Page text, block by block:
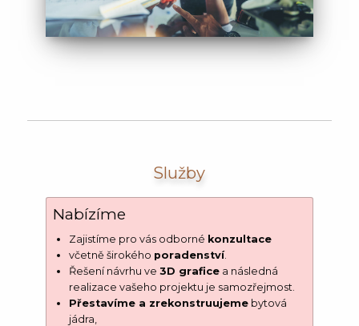
Služby
Nabízíme
Zajistíme pro vás odborné konzultace
včetně širokého poradenství.
Řešení návrhu ve3D grafice a následná
realizace vašeho projektu je samozřejmost.
Přestavíme a zrekonstruujeme bytová
jádra,